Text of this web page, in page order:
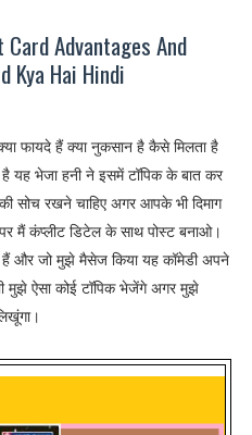
Advantages And
Kya Hai Hindi
फायदे हैं क्या नुकसान है कैसे मिलता है
यह भेजा हनी ने इसमें टॉपिक के बात कर
रखने चाहिए अगर आपके भी दिमाग
मैं कंप्लीट डिटेल के साथ पोस्ट बनाओ।
और जो मुझे मैसेज किया यह कॉमेडी अपने
मुझे ऐसा कोई टॉपिक भेजेंगे अगर मुझे